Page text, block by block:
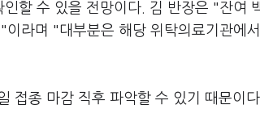
할 수 있을 전망이다. 김 반장은 "잔여
라며 "대부분은 해당 위탁의료기관에
종 마감 직후 파악할 수 있기 때문이